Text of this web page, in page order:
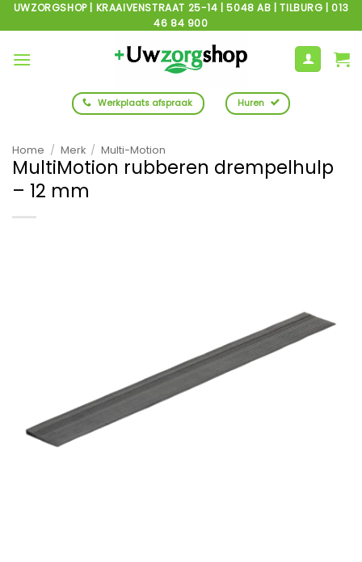
Ga
naar
inhoud
UWZORGSHOP | KRAAIVENSTRAAT 25-14 | 5048 AB | TILBURG | 013
46 84 900
Werkplaats afspraak Huren
Home / Merk / Multi-Motion
MultiMotion rubberen drempelhulp
– 12 mm